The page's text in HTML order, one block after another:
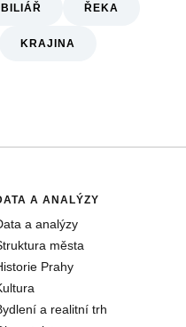
ŘEKA
KRAJINA
A ANALÝZY
a analýzy
města
Prahy
a realitní trh